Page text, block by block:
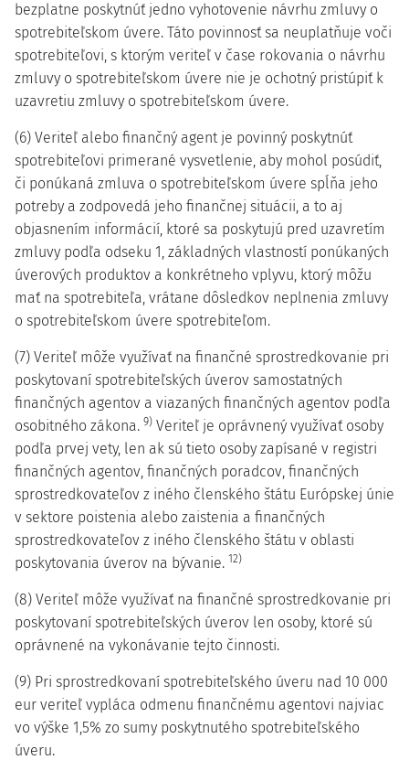
bezplatne poskytnúť jedno vyhotovenie návrhu zmluvy o
spotrebiteľskom úvere. Táto povinnosť sa neuplatňuje voči
spotrebiteľovi, s ktorým veriteľ v čase rokovania o návrhu
zmluvy o spotrebiteľskom úvere nie je ochotný pristúpiť k
uzavretiu zmluvy o spotrebiteľskom úvere.
(6) Veriteľ alebo finančný agent je povinný poskytnúť
spotrebiteľovi primerané vysvetlenie, aby mohol posúdiť,
či ponúkaná zmluva o spotrebiteľskom úvere spĺňa jeho
potreby a zodpovedá jeho finančnej situácii, a to aj
objasnením informácií, ktoré sa poskytujú pred uzavretím
zmluvy podľa odseku 1, základných vlastností ponúkaných
úverových produktov a konkrétneho vplyvu, ktorý môžu
mať na spotrebiteľa, vrátane dôsledkov neplnenia zmluvy
o spotrebiteľskom úvere spotrebiteľom.
(7) Veriteľ môže využívať na finančné sprostredkovanie pri
poskytovaní spotrebiteľských úverov samostatných
finančných agentov a viazaných finančných agentov podľa
osobitného zákona. 9) Veriteľ je oprávnený využívať osoby
podľa prvej vety, len ak sú tieto osoby zapísané v registri
finančných agentov, finančných poradcov, finančných
sprostredkovateľov z iného členského štátu Európskej únie
v sektore poistenia alebo zaistenia a finančných
sprostredkovateľov z iného členského štátu v oblasti
poskytovania úverov na bývanie. 12)
(8) Veriteľ môže využívať na finančné sprostredkovanie pri
poskytovaní spotrebiteľských úverov len osoby, ktoré sú
oprávnené na vykonávanie tejto činnosti.
(9) Pri sprostredkovaní spotrebiteľského úveru nad 10 000
eur veriteľ vypláca odmenu finančnému agentovi najviac
vo výške 1,5% zo sumy poskytnutého spotrebiteľského
úveru.